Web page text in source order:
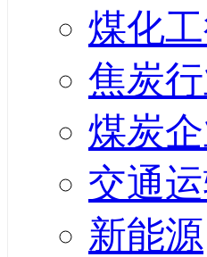
煤化
焦炭
煤炭
交通
新能源